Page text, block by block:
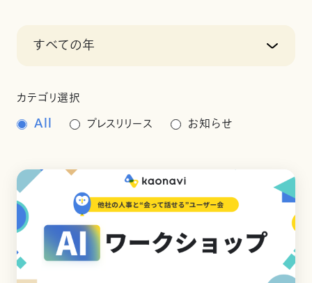
すべての年
カテゴリ選択
All プレスリリース お知らせ